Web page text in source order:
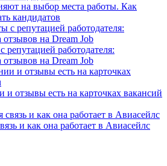
на выбор места работы. Как
кандидатов
работодателя:
на Dream Job
и отзывы есть на карточках вакансий
и как она работает в Авиасейлс